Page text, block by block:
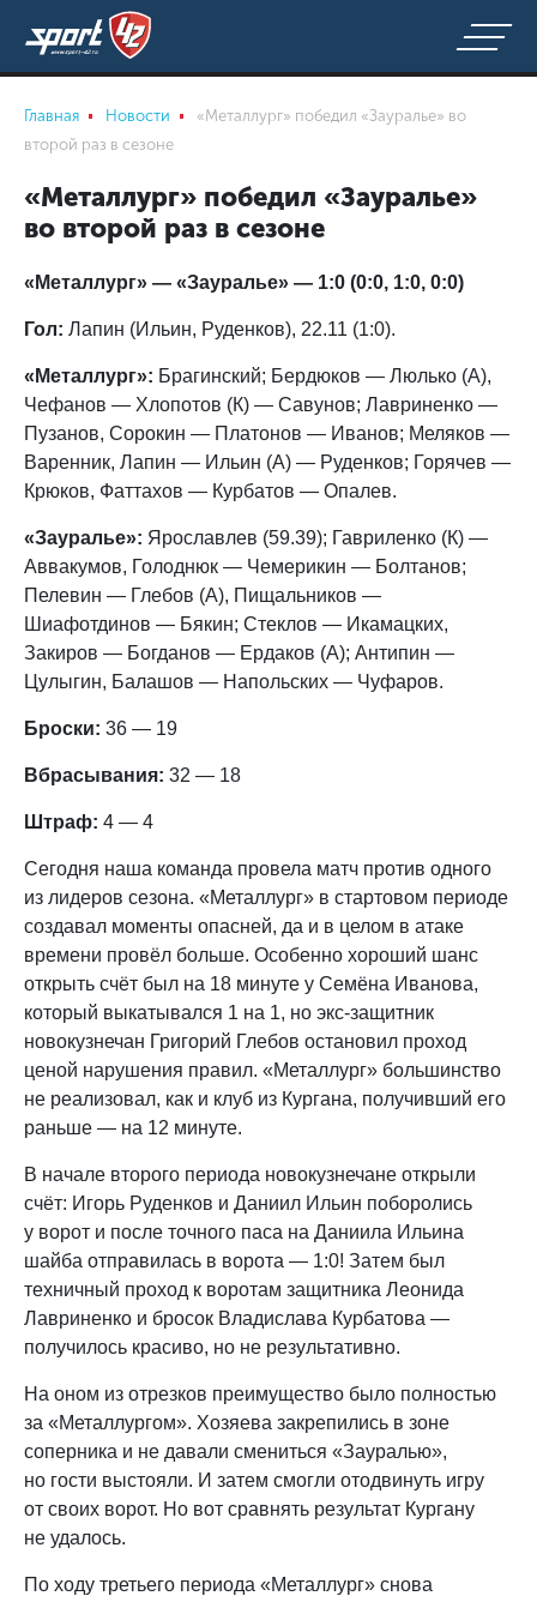
Главная Новости
«Металлург» победил «Зауралье» во
второй раз в сезоне
«Металлург» победил «Зауралье»
во второй раз в сезоне
«Металлург» — «Зауралье» — 1:0 (0:0, 1:0, 0:0)
Гол: Лапин (Ильин, Руденков), 22.11 (1:0).
«Металлург»: Брагинский; Бердюков — Люлько (А),
Чефанов — Хлопотов (К) — Савунов; Лавриненко —
Пузанов, Сорокин — Платонов — Иванов; Меляков —
Варенник, Лапин — Ильин (А) — Руденков; Горячев —
Крюков, Фаттахов — Курбатов — Опалев.
«Зауралье»: Ярославлев (59.39); Гавриленко (К) —
Аввакумов, Голоднюк — Чемерикин — Болтанов;
Пелевин — Глебов (А), Пищальников —
Шиафотдинов — Бякин; Стеклов — Икамацких,
Закиров — Богданов — Ердаков (А); Антипин —
Цулыгин, Балашов — Напольских — Чуфаров.
Броски: 36 — 19
Вбрасывания: 32 — 18
Штраф: 4 — 4
Сегодня наша команда провела матч против одного
из лидеров сезона. «Металлург» в стартовом периоде
создавал моменты опасней, да и в целом в атаке
времени провёл больше. Особенно хороший шанс
открыть счёт был на 18 минуте у Семёна Иванова,
который выкатывался 1 на 1, но экс-защитник
новокузнечан Григорий Глебов остановил проход
ценой нарушения правил. «Металлург» большинство
не реализовал, как и клуб из Кургана, получивший его
раньше — на 12 минуте.
В начале второго периода новокузнечане открыли
счёт: Игорь Руденков и Даниил Ильин поборолись
у ворот и после точного паса на Даниила Ильина
шайба отправилась в ворота — 1:0! Затем был
техничный проход к воротам защитника Леонида
Лавриненко и бросок Владислава Курбатова —
получилось красиво, но не результативно.
На оном из отрезков преимущество было полностью
за «Металлургом». Хозяева закрепились в зоне
соперника и не давали смениться «Зауралью»,
но гости выстояли. И затем смогли отодвинуть игру
от своих ворот. Но вот сравнять результат Кургану
не удалось.
По ходу третьего периода «Металлург» снова